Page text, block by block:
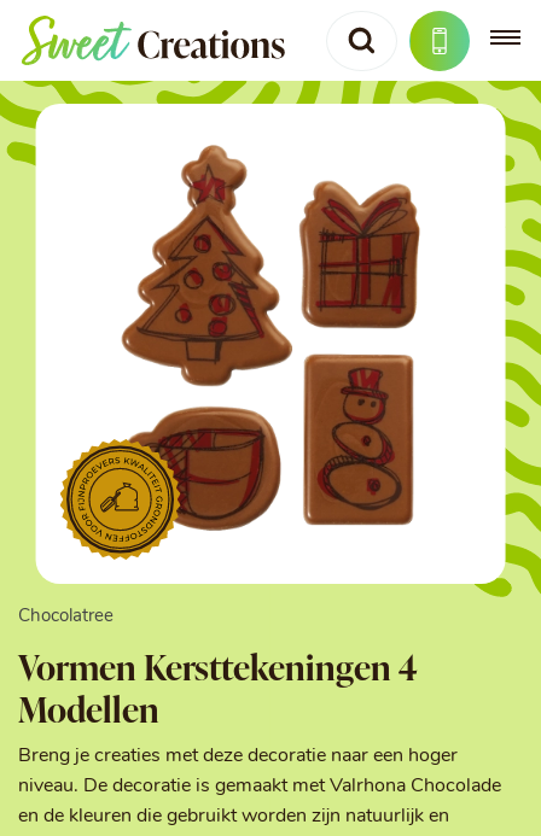
Chocolatree
Vormen Kersttekeningen 4
Modellen
Breng je creaties met deze decoratie naar een hoger
niveau. De decoratie is gemaakt met Valrhona Chocolade
en de kleuren die gebruikt worden zijn natuurlijk en